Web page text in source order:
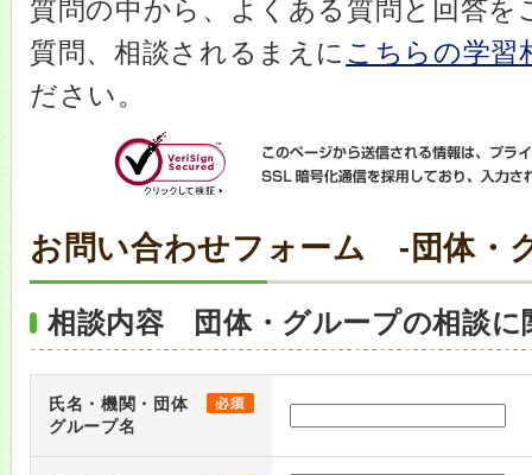
質問の中から、よくある質問と回答を
質問、相談されるまえに こちらの学習
ださい。
お問い合わせフォーム -団体・
相談内容 団体・グループの相談に
氏名・機関・団体
グループ名